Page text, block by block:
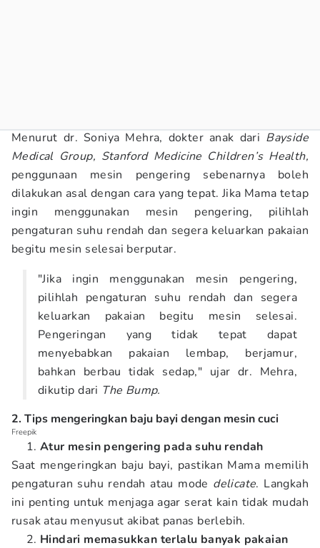
Menurut dr. Soniya Mehra, dokter anak dari Bayside
Medical Group, Stanford Medicine Children’s Health,
penggunaan mesin pengering sebenarnya boleh
dilakukan asal dengan cara yang tepat. Jika Mama tetap
ingin menggunakan mesin pengering, pilihlah
pengaturan suhu rendah dan segera keluarkan pakaian
begitu mesin selesai berputar.
"Jika ingin menggunakan mesin pengering,
pilihlah pengaturan suhu rendah dan segera
keluarkan pakaian begitu mesin selesai.
Pengeringan yang tidak tepat dapat
menyebabkan pakaian lembap, berjamur,
bahkan berbau tidak sedap," ujar dr. Mehra,
dikutip dari The Bump.
2. Tips mengeringkan baju bayi dengan mesin cuci
Freepik
Atur mesin pengering pada suhu rendah
Saat mengeringkan baju bayi, pastikan Mama memilih
pengaturan suhu rendah atau mode delicate. Langkah
ini penting untuk menjaga agar serat kain tidak mudah
rusak atau menyusut akibat panas berlebih.
Hindari memasukkan terlalu banyak pakaian